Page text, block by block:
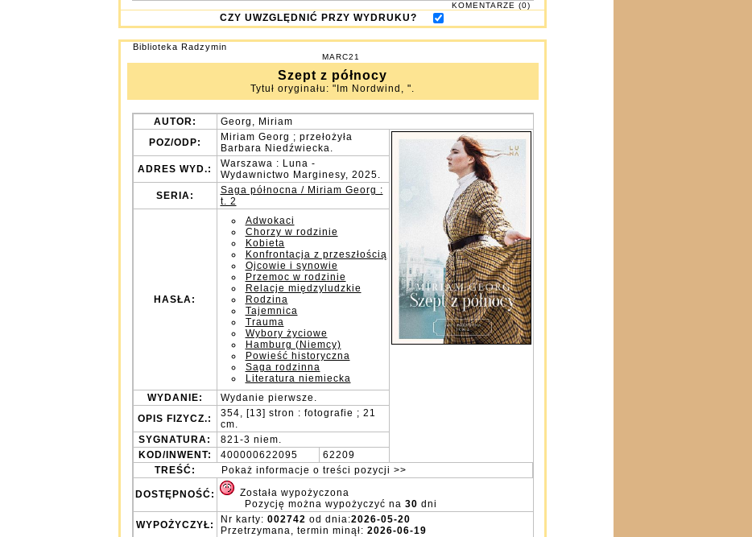
KOMENTARZE (0)
CZY UWZGLĘDNIĆ PRZY WYDRUKU?
Biblioteka Radzymin
MARC21
Szept z północy
Tytuł oryginału: "Im Nordwind, ".
AUTOR:
Georg, Miriam
POZ/ODP:
Miriam Georg ; przełożyła
Barbara Niedźwiecka.
ADRES WYD.:
Warszawa : Luna -
Wydawnictwo Marginesy, 2025.
SERIA:
Saga północna / Miriam Georg :
t. 2
HASŁA:
Adwokaci
Chorzy w rodzinie
Kobieta
Konfrontacja z przeszłością
Ojcowie i synowie
Przemoc w rodzinie
Relacje międzyludzkie
Rodzina
Tajemnica
Trauma
Wybory życiowe
Hamburg (Niemcy)
Powieść historyczna
Saga rodzinna
Literatura niemiecka
WYDANIE:
Wydanie pierwsze.
OPIS FIZYCZ.:
354, [13] stron : fotografie ; 21
cm.
SYGNATURA:
821-3 niem.
KOD/INWENT:
400000622095
62209
TREŚĆ:
Pokaż informacje o treści pozycji >>
DOSTĘPNOŚĆ:
Została wypożyczona
Pozycję można wypożyczyć na 30 dni
WYPOŻYCZYŁ:
Nr karty: 002742 od dnia:2026-05-20
Przetrzymana, termin minął: 2026-06-19